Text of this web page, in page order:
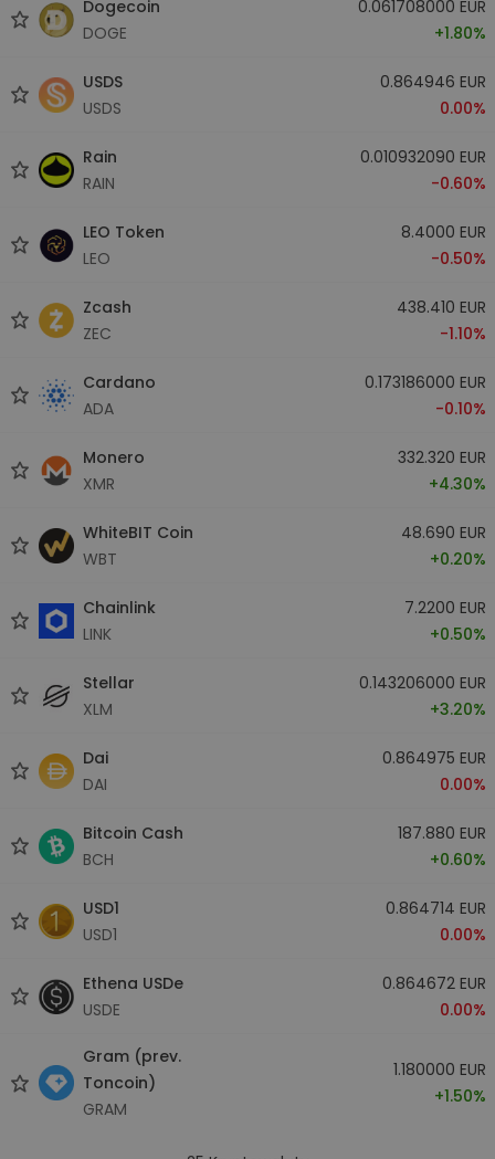
Dogecoin
DOGE
0.061708000 EUR
+1.80%
USDS
USDS
0.864946 EUR
0.00%
Rain
RAIN
0.010932090 EUR
-0.60%
LEO Token
LEO
8.4000 EUR
-0.50%
Zcash
ZEC
438.410 EUR
-1.10%
Cardano
ADA
0.173186000 EUR
-0.10%
Monero
XMR
332.320 EUR
+4.30%
WhiteBIT Coin
WBT
48.690 EUR
+0.20%
Chainlink
LINK
7.2200 EUR
+0.50%
Stellar
XLM
0.143206000 EUR
+3.20%
Dai
DAI
0.864975 EUR
0.00%
Bitcoin Cash
BCH
187.880 EUR
+0.60%
USD1
USD1
0.864714 EUR
0.00%
Ethena USDe
USDE
0.864672 EUR
0.00%
Gram (prev.
Toncoin)
GRAM
1.180000 EUR
+1.50%